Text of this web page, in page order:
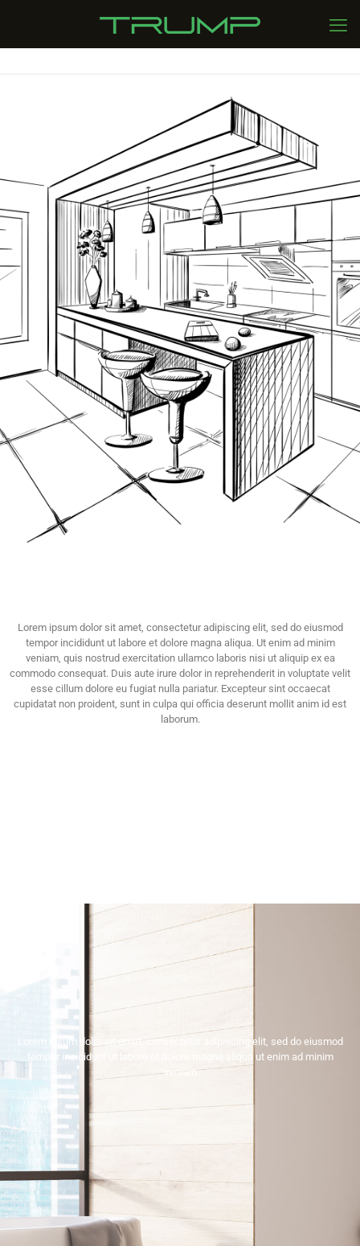
Lorem ipsum dolor sit amet, consectetur adipiscing elit, sed do eiusmod
tempor incididunt ut labore et dolore magna aliqua. Ut enim ad minim
veniam, quis nostrud exercitation ullamco laboris nisi ut aliquip ex ea
commodo consequat. Duis aute irure dolor in reprehenderit in voluptate velit
esse cillum dolore eu fugiat nulla pariatur. Excepteur sint occaecat
cupidatat non proident, sunt in culpa qui officia deserunt mollit anim id est
laborum.
Lorem ipsum dolor sit amet, consectetur adipiscing elit, sed do eiusmod
tempor incididunt ut labore et dolore magna aliqua ut enim ad minim
veniam